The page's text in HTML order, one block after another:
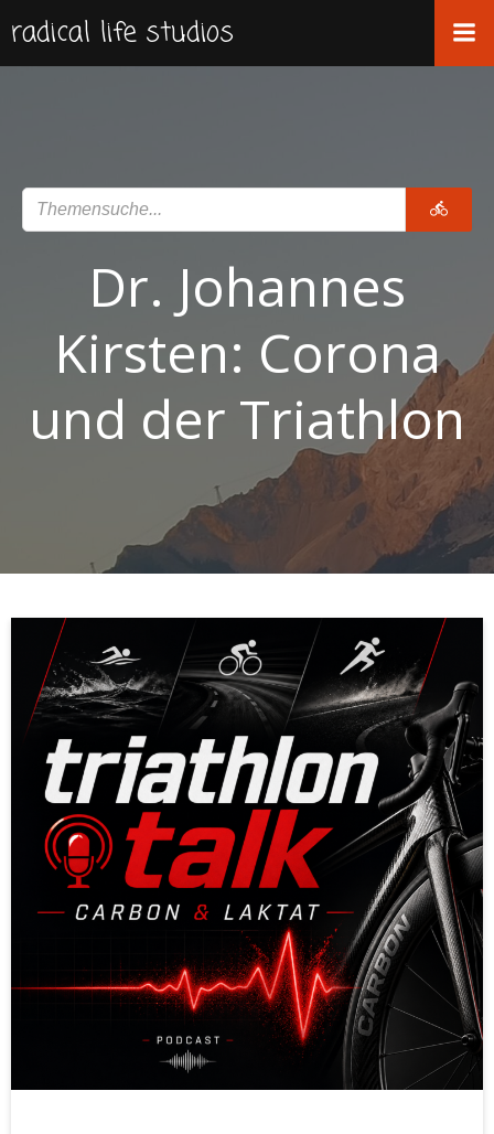
springen
radical life studios
Dr. Johannes
Kirsten: Corona
und der Triathlon